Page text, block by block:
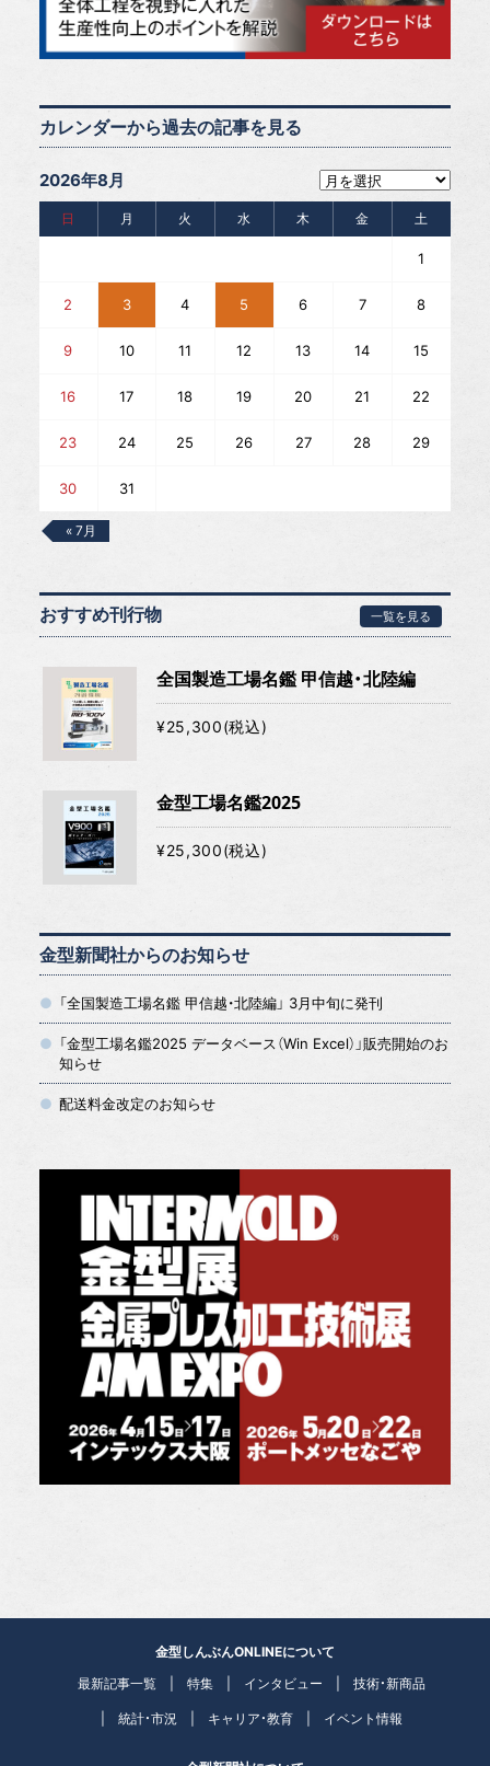
カレンダーから過去の記事を見る
2026年8月
日 月 火 水 木 金 土
1
2 3 4 5 6 7 8
9 10 11 12 13 14 15
16 17 18 19 20 21 22
23 24 25 26 27 28 29
30 31
« 7月
おすすめ刊行物 一覧を見る
全国製造工場名鑑 甲信越・北陸編
¥25,300(税込)
金型工場名鑑2025
¥25,300(税込)
金型新聞社からのお知らせ
「全国製造工場名鑑 甲信越・北陸編」 3月中旬に発刊
「金型工場名鑑2025 データベース（Win Excel）」販売開始のお
知らせ
配送料金改定のお知らせ
金型しんぶんONLINEについて
最新記事一覧
特集 インタビュー 技術・新商品
統計・市況 キャリア・教育 イベント情報